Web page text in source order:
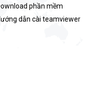
phần mềm
dẫn cài teamviewer